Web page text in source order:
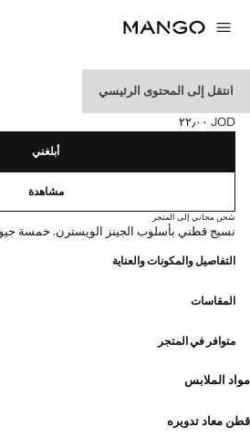
انتقل إلى المحتوى الرئيسي
شورت برمودا دنيم
السعر الحالي [JOD ٢٢٫٠٠ ]
JOD ٢٢٫٠٠
حدد اللون
أبلغني
مشاهدة
شحن مجاني إلى المتجر
نسيج قطني بأسلوب الجينز الويسترن. خمسة
التفاصيل والمكونات والعناية
المقاسات
متوافر في المتجر
مواد الملابس
قطن معاد تدويره